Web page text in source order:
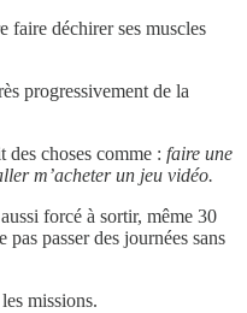
faire déchirer ses muscles
progressivement de la
des choses comme : faire une
m’acheter un jeu vidéo.
forcé à sortir, même 30
passer des journées sans
missions.